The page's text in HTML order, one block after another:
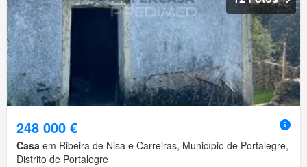
248 000 €
Casa em Ribeira de Nisa e Carreiras, Município de Portalegre,
Distrito de Portalegre